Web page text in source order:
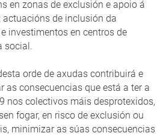
en zonas de exclusión e apoio á
de inclusión da
investimentos en centros de
social.
orde de axudas contribuirá e
as consecuencias que está a ter a
nos colectivos máis desprotexidos,
fogar, en risco de exclusión ou
minimizar as súas consecuencias